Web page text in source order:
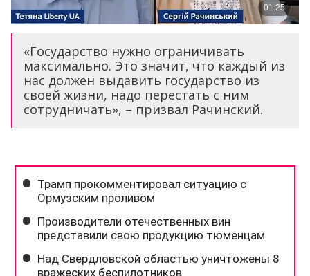
«Государство нужно ограничивать
максимально. Это значит, что каждый из
нас должен выдавить государство из
своей жизни, надо перестать с ним
сотрудничать», – призвал Рачинский.